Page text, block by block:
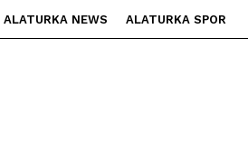
ALATURKA NEWS ALATURKA SPOR